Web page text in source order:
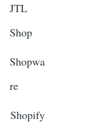
JTL
Shop
Shopwa
re
Shopify